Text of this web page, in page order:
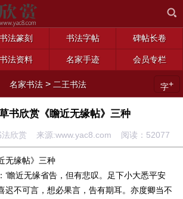
书法篆刻 书法字帖 碑帖长卷
书法资料 名家手迹 会员专栏
名家书法 > 二王书法 字+
书欣赏《瞻近无缘帖》三种
欣赏 来源:www.yac8.com 阅读： 52077
无缘帖》三种
‘瞻近无缘省告，但有悲叹。足下小大悉平安
迟不可言，想必果言，告有期耳。亦度卿当不